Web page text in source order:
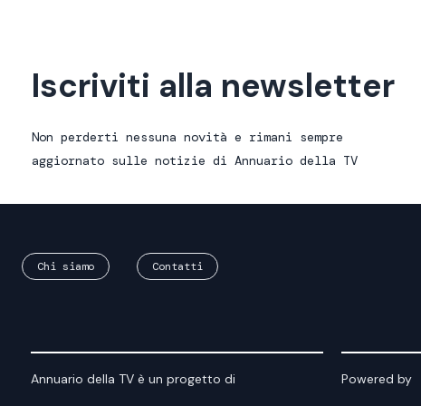
Iscriviti alla newsletter
Non perderti nessuna novità e rimani sempre
aggiornato sulle notizie di Annuario della TV
Chi siamo Contatti
Annuario della TV è un progetto di Powered by